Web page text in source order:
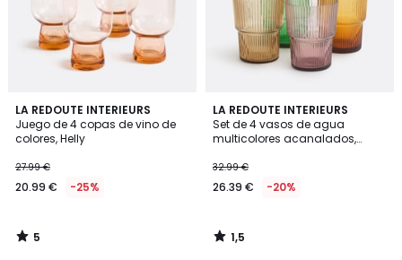
LA REDOUTE INTERIEURS
Juego de 4 copas de vino de
colores, Helly
€
en
de
27.99
27.99 €
20.99 € -25%
5
/
5
5
/
LA REDOUTE INTERIEURS
Set de 4 vasos de agua
multicolores acanalados,
32.99 €
26.39 € -20%
1,5
/
5
1,5
/